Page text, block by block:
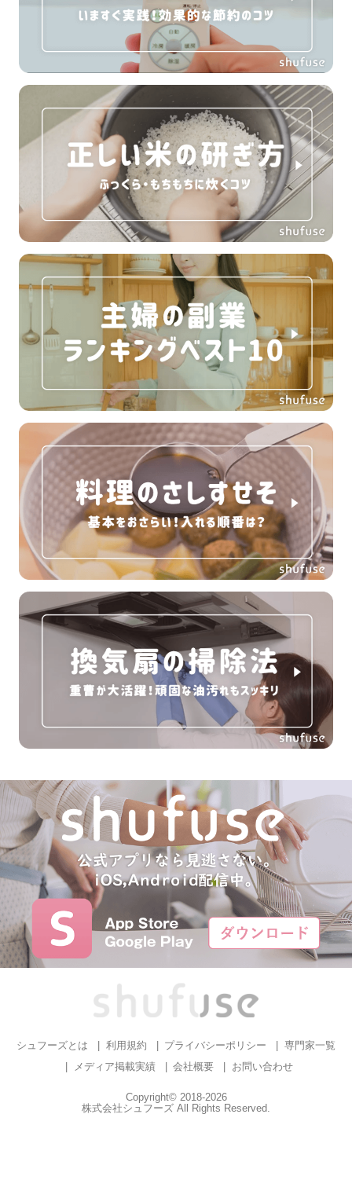
シュフーズとは 利用規約 プライバシーポリシー
専門家一覧
メディア掲載実績
会社概要 お問い合わせ
Copyright© 2018-2026
株式会社シュフーズ All Rights Reserved.